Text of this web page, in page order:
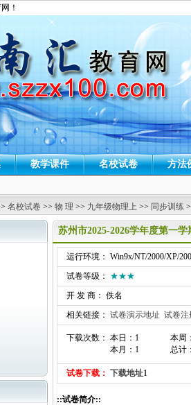
！
教学课件 名校试卷 方法
名校试卷 >> 物 理 >> 九年级物理上 >> 同步训练
苏州市2025-2026学年度第一
运行环境： Win9x/NT/2000/XP/
试卷等级： ★★★
开 发 商： 佚名
相关链接： 试卷演示地址 试卷注
下载次数： 本日：1
本月：1
本周
总计
试卷下载： 下载地址1
::试卷简介::